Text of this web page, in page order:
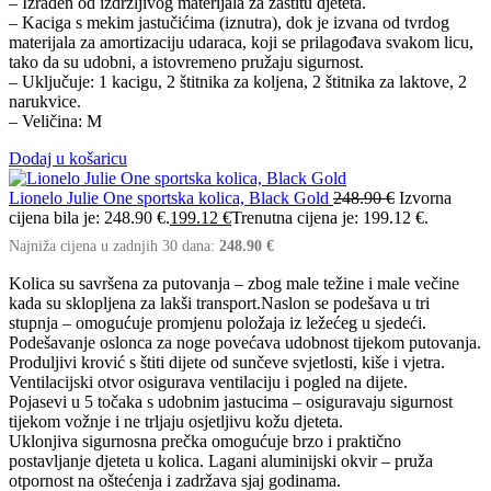
– Kaciga s mekim jastučićima (iznutra), dok je izvana od tvrdog
materijala za amortizaciju udaraca, koji se prilagođava svakom licu,
tako da su udobni, a istovremeno pružaju sigurnost.
– Uključuje: 1 kacigu, 2 štitnika za koljena, 2 štitnika za laktove, 2
narukvice.
– Veličina: M
Dodaj u košaricu
Lionelo Julie One sportska kolica, Black Gold 248.90€ Izvorna
cijena bila je: 248.90 €.199.12 €Trenutna cijena je: 199.12 €.
Najniža cijena u zadnjih 30 dana: 248.90 €
Kolica su savršena za putovanja – zbog male težine i male večine
kada su sklopljena za lakši transport.Naslon se podešava u tri
stupnja – omogućuje promjenu položaja iz ležećeg u sjedeći.
Podešavanje oslonca za noge povećava udobnost tijekom putovanja.
Produljivi krović s štiti dijete od sunčeve svjetlosti, kiše i vjetra.
Ventilacijski otvor osigurava ventilaciju i pogled na dijete.
Pojasevi u 5 točaka s udobnim jastucima – osiguravaju sigurnost
tijekom vožnje i ne trljaju osjetljivu kožu djeteta.
Uklonjiva sigurnosna prečka omogućuje brzo i praktično
postavljanje djeteta u kolica. Lagani aluminijski okvir – pruža
otpornost na oštećenja i zadržava sjaj godinama.